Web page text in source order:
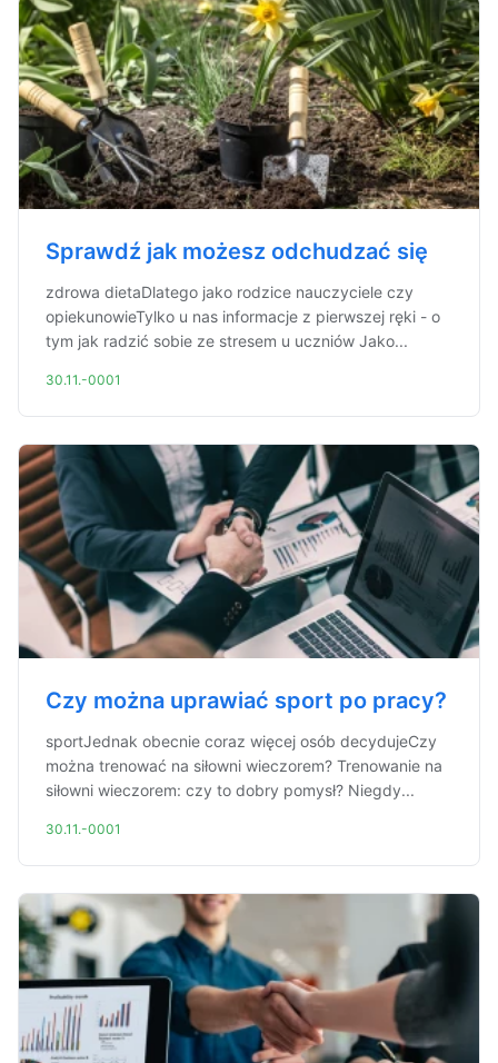
Sprawdź jak możesz odchudzać się
zdrowa dietaDlatego jako rodzice nauczyciele czy
opiekunowieTylko u nas informacje z pierwszej ręki - o
tym jak radzić sobie ze stresem u uczniów Jako...
30.11.-0001
Czy można uprawiać sport po pracy?
sportJednak obecnie coraz więcej osób decydujeCzy
można trenować na siłowni wieczorem? Trenowanie na
siłowni wieczorem: czy to dobry pomysł? Niegdy...
30.11.-0001